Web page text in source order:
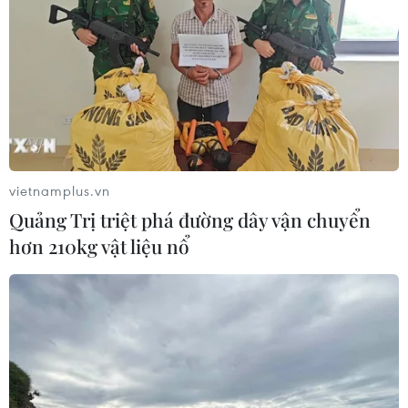
Xem thêm
CƠ QUAN CHỦ QUẢN: THÔNG TẤN XÃ VIỆT NAM
Tổng Biên tập: TRẦN TIẾN DUẨN
Phó Tổng Biên tập: NGUYỄN THỊ TÁM, KHÚC THANH
THỦY
Sở hữu trí tuệ
Quy định sử dụng
Ngôn ngữ
vietnamplus.vn
Quảng Trị triệt phá đường dây vận chuyển
hơn 210kg vật liệu nổ